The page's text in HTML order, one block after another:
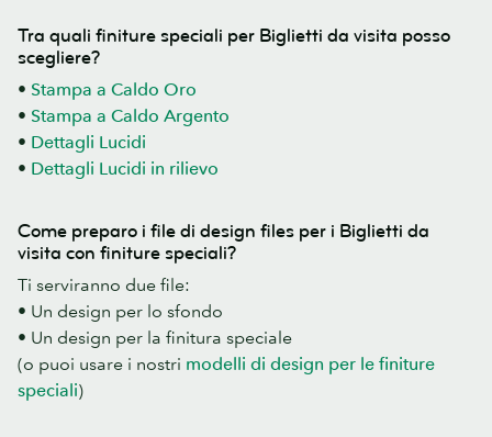
Tra quali finiture speciali per Biglietti da visita posso
scegliere?
• Stampa a Caldo Oro
• Stampa a Caldo Argento
• Dettagli Lucidi
• Dettagli Lucidi in rilievo
Come preparo i file di design files per i Biglietti da
visita con finiture speciali?
Ti serviranno due file:
• Un design per lo sfondo
• Un design per la finitura speciale
(o puoi usare i nostri modelli di design per le finiture
speciali)